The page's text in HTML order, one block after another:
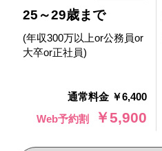
25～29歳まで
(年収300万以上or公務員or
大卒or正社員)
通常料金 ￥6,400
Web予約割
￥5,900